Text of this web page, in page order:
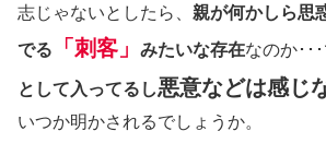
志じゃないとしたら、 親が何かしら思
でる
「刺客」 みたいな存在なのか･･
として入ってるし悪意などは感じ
いつか明かされるでしょうか。